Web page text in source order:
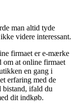
man altid tyde
videre interessant.
firmaet er e-mærke
om at online firmaet
en gang i
erfaring med de
ifald du
dit indkøb.